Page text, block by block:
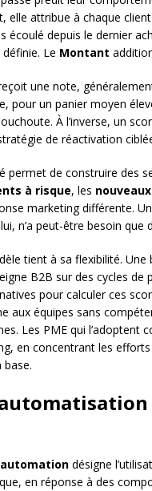
elle attribue à chaque
écoulé depuis le dernier
Le Montant
une note,
pour un panier moyen
À l’inverse, un
de réactivation
permet de construire des
à risque, les
marketing différente.
n’a peut-être besoin que
tient à sa flexibilité. Une
B2B sur des cycles de
pour calculer ces
aux équipes sans
Les PME qui
en concentrant les
base.
désigne
en réponse à des